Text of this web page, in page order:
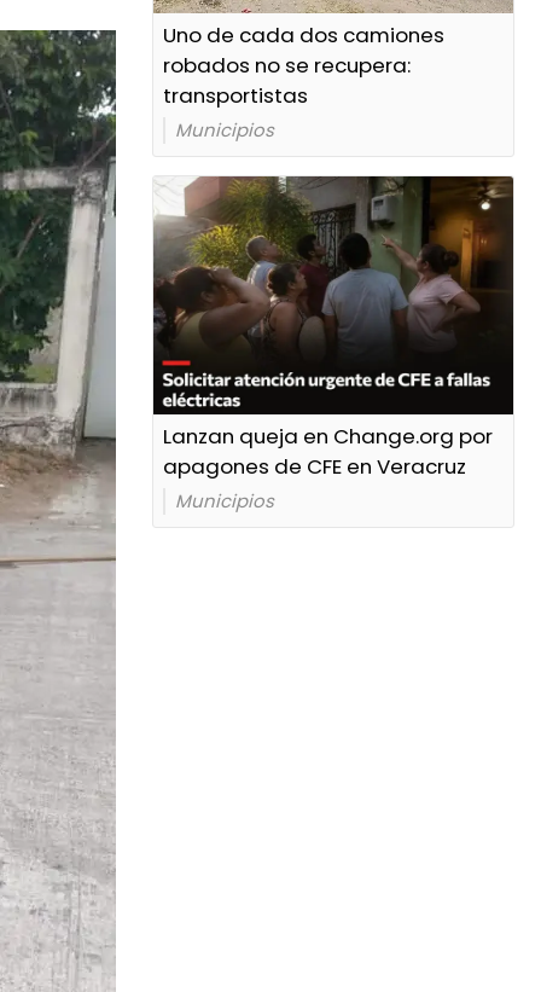
Uno de cada dos camiones
robados no se recupera:
transportistas
Municipios
Lanzan queja en Change.org por
apagones de CFE en Veracruz
Municipios